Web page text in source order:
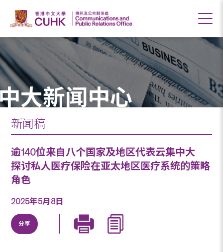
大新闻中心
新闻稿
逾140位来自八个国家及地区代表云集中大
探讨私人医疗保险在亚太地区医疗系统的策略
角色
2025年5月8日
分享